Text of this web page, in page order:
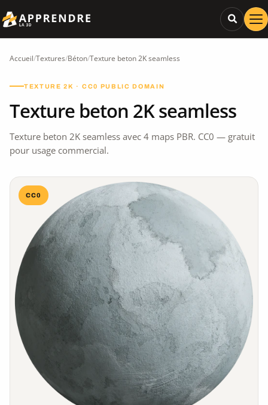
Accueil/Textures/Béton/Texture beton 2K seamless
TEXTURE 2K · CC0 PUBLIC DOMAIN
Texture beton 2K seamless
Texture beton 2K seamless avec 4 maps PBR. CC0 — gratuit
pour usage commercial.
CC0